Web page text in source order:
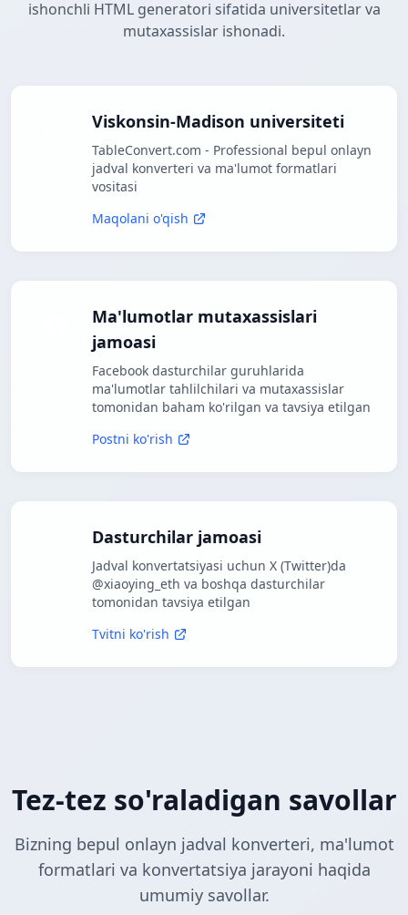
ishonchli HTML generatori sifatida universitetlar va
mutaxassislar ishonadi.
Viskonsin-Madison universiteti
TableConvert.com - Professional bepul onlayn
jadval konverteri va ma'lumot formatlari
vositasi
Maqolani o'qish
Ma'lumotlar mutaxassislari
jamoasi
Facebook dasturchilar guruhlarida
ma'lumotlar tahlilchilari va mutaxassislar
tomonidan baham ko'rilgan va tavsiya etilgan
Postni ko'rish
Dasturchilar jamoasi
Jadval konvertatsiyasi uchun X (Twitter)da
@xiaoying_eth va boshqa dasturchilar
tomonidan tavsiya etilgan
Tvitni ko'rish
Tez-tez so'raladigan savollar
Bizning bepul onlayn jadval konverteri, ma'lumot
formatlari va konvertatsiya jarayoni haqida
umumiy savollar.